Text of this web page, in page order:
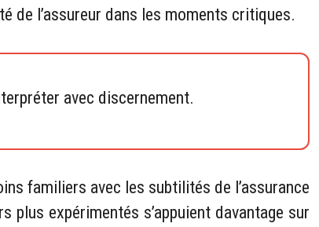
de l’assureur dans les moments critiques.
avec discernement.
familiers avec les subtilités de l’assurance
plus expérimentés s’appuient davantage sur